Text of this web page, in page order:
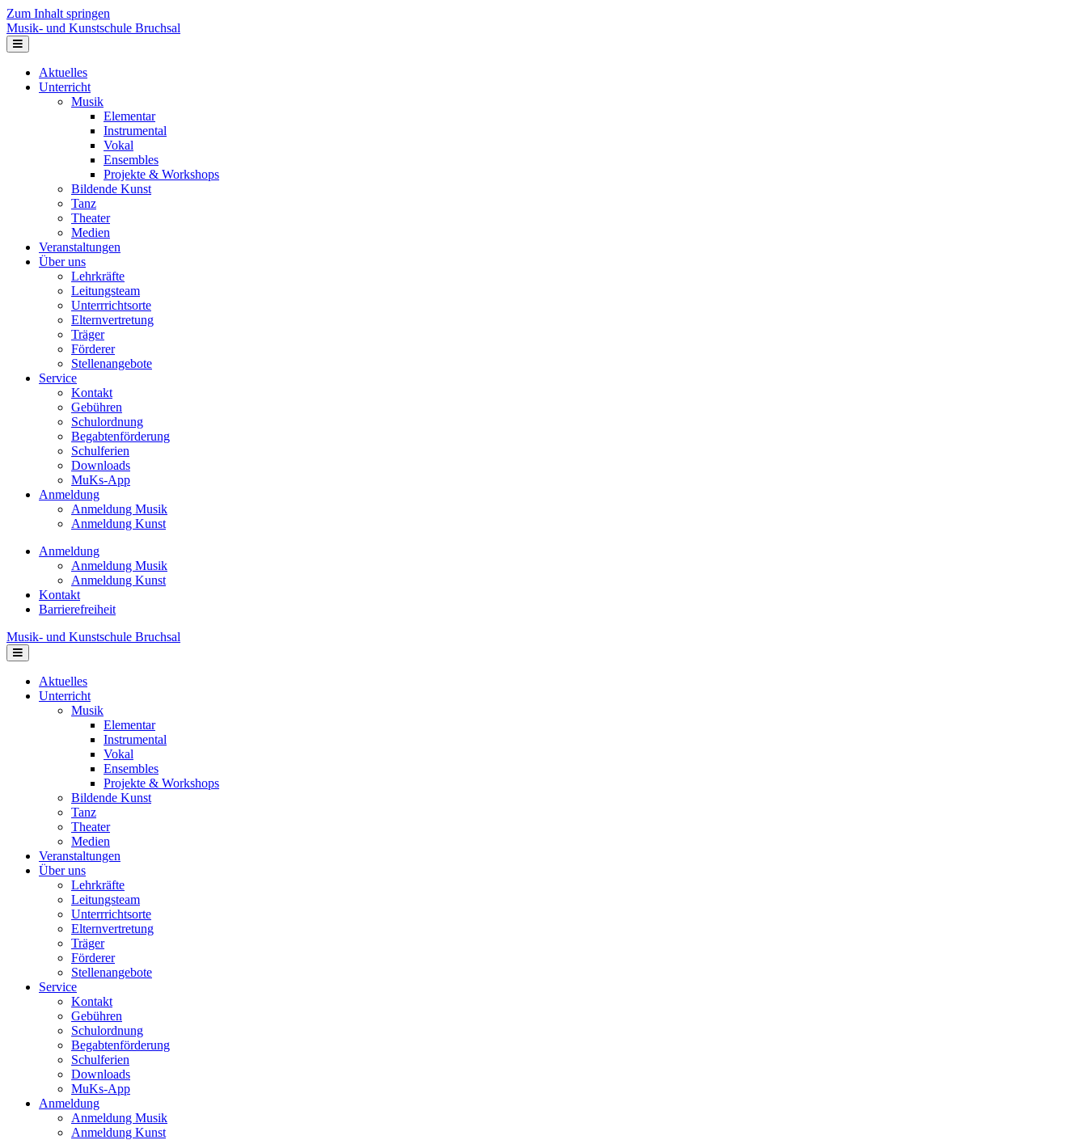
Zum Inhalt springen
Musik- und Kunstschule Bruchsal
Navigation
Aktuelles
Unterricht
Musik
Elementar
Instrumental
Vokal
Ensembles
Projekte & Workshops
Bildende Kunst
Tanz
Theater
Medien
Veranstaltungen
Über uns
Lehrkräfte
Leitungsteam
Unterrrichtsorte
Elternvertretung
Träger
Förderer
Stellenangebote
Service
Kontakt
Gebühren
Schulordnung
Begabtenförderung
Schulferien
Downloads
MuKs-App
Anmeldung
Anmeldung Musik
Anmeldung Kunst
Anmeldung
Anmeldung Musik
Anmeldung Kunst
Kontakt
Barrierefreiheit
Musik- und Kunstschule Bruchsal
Navigation
Aktuelles
Unterricht
Musik
Elementar
Instrumental
Vokal
Ensembles
Projekte & Workshops
Bildende Kunst
Tanz
Theater
Medien
Veranstaltungen
Über uns
Lehrkräfte
Leitungsteam
Unterrrichtsorte
Elternvertretung
Träger
Förderer
Stellenangebote
Service
Kontakt
Gebühren
Schulordnung
Begabtenförderung
Schulferien
Downloads
MuKs-App
Anmeldung
Anmeldung Musik
Anmeldung Kunst